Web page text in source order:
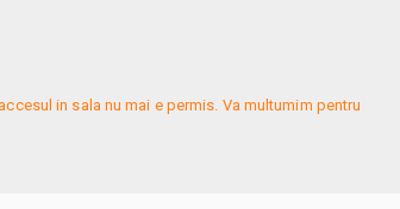
in sala nu mai e permis. Va multumim pentru